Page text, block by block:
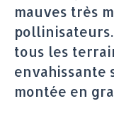
mauves très
tous les
envahissante
montée en